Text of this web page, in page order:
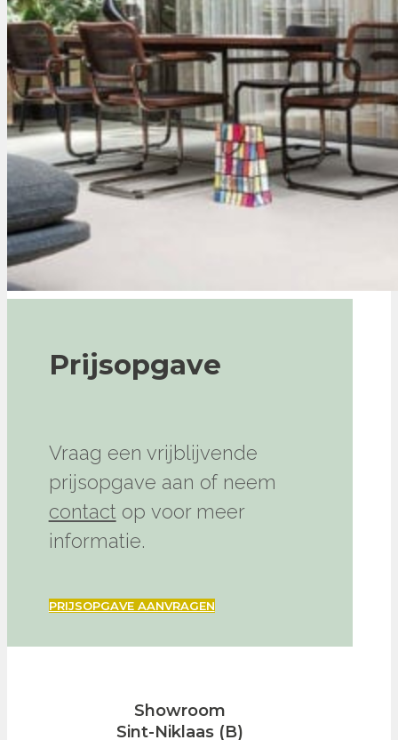
Prijsopgave
Vraag een vrijblijvende
prijsopgave aan of neem
contact op voor meer
informatie.
PRIJSOPGAVE AANVRAGEN
Showroom
Sint-Niklaas (B)